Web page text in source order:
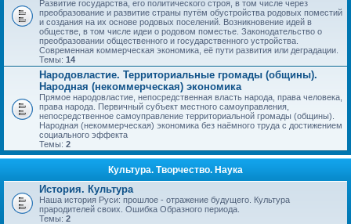
Развитие государства, его политического строя, в том числе через
преобразование и развитие страны путём обустройства родовых поместий
и создания на их основе родовых поселений. Возникновение идей в
обществе, в том числе идеи о родовом поместье. Законодательство о
преобразовании общественного и государственного устройства.
Современная коммерческая экономика, её пути развития или деградации.
Темы: 14
Народовластие. Территориальные громады (общины).
Народная (некоммерческая) экономика
Прямое народовластие, непосредственная власть народа, права человека,
права народа. Первичный субъект местного самоуправления,
непосредственное самоуправление территориальной громады (общины).
Народная (некоммерческая) экономика без наёмного труда с достижением
социального эффекта
Темы: 2
Культура. Творчество. Наука
История. Культура
Наша история Руси: прошлое - отражение будущего. Культура
прародителей своих. Ошибка Образного периода.
Темы: 2